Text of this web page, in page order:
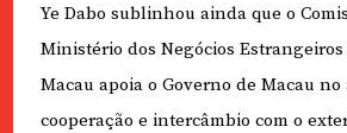
Ye Dabo sublinhou ainda que o
Ministério dos Negócios
Macau apoia o Governo de Macau
cooperação e intercâmbio com o